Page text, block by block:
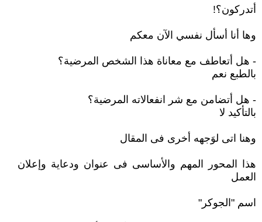
أتدركون؟!
وها أنا أسأل نفسي الآن معكم
- هل أتعاطف مع معاناة هذا الشخص المرضية؟
بالطبع نعم
- هل أتضامن مع شر انفعالاته المرضية؟
بالتأكيد لا
وهنا اتى لوَجهه أخرى فى المقال
هذا المحور المهم والأساسى فى عنوان ودعاية وإعلان
العمل
اسم "الجوكر"